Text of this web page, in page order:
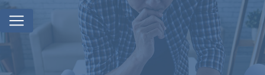
Panneau de gestion des cookies